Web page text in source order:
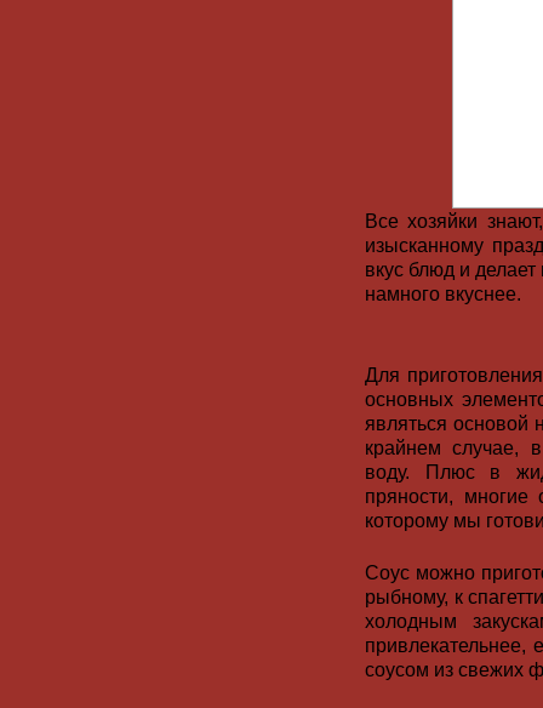
Все хозяйки
изысканному
вкус блюд и делает
намного вкуснее.
Для
основных
являться основой
крайнем случае,
воду. Плюс в
пряности,
которому мы
Соус можно
рыбному, к
холодным
привлекательнее,
соусом из свежих